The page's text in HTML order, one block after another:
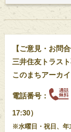
【ご意見・お問合
三井住友トラス
このまちアーカ
電話番号：
17:30）
※水曜日・祝日、年